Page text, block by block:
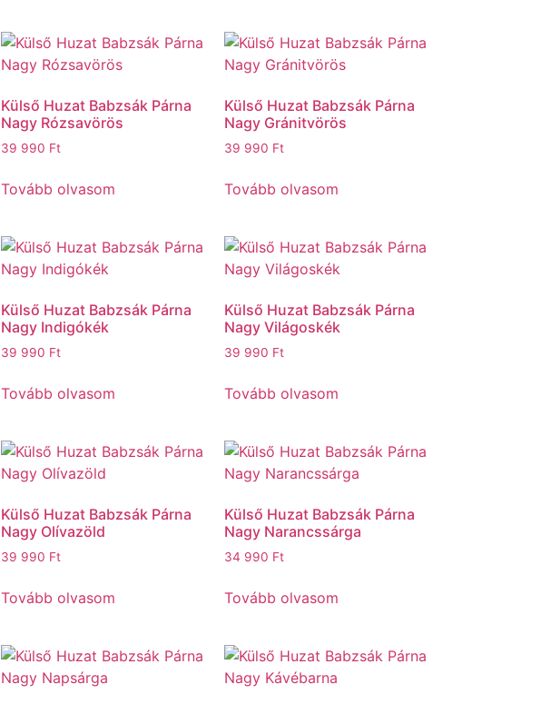
Külső Huzat Babzsák Párna
Nagy Rózsavörös
39 990 Ft
Tovább olvasom
Külső Huzat Babzsák Párna
Nagy Gránitvörös
39 990 Ft
Tovább olvasom
Külső Huzat Babzsák Párna
Nagy Indigókék
39 990 Ft
Tovább olvasom
Külső Huzat Babzsák Párna
Nagy Világoskék
39 990 Ft
Tovább olvasom
Külső Huzat Babzsák Párna
Nagy Olívazöld
39 990 Ft
Tovább olvasom
Külső Huzat Babzsák Párna
Nagy Narancssárga
34 990 Ft
Tovább olvasom